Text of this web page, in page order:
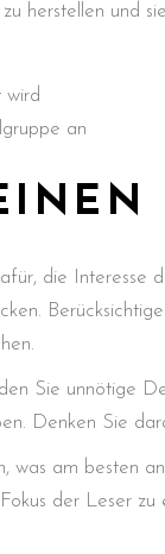
herstellen und
wird
an
die Interesse
Sie unnötige
Denken Sie
was am besten
der Leser zu